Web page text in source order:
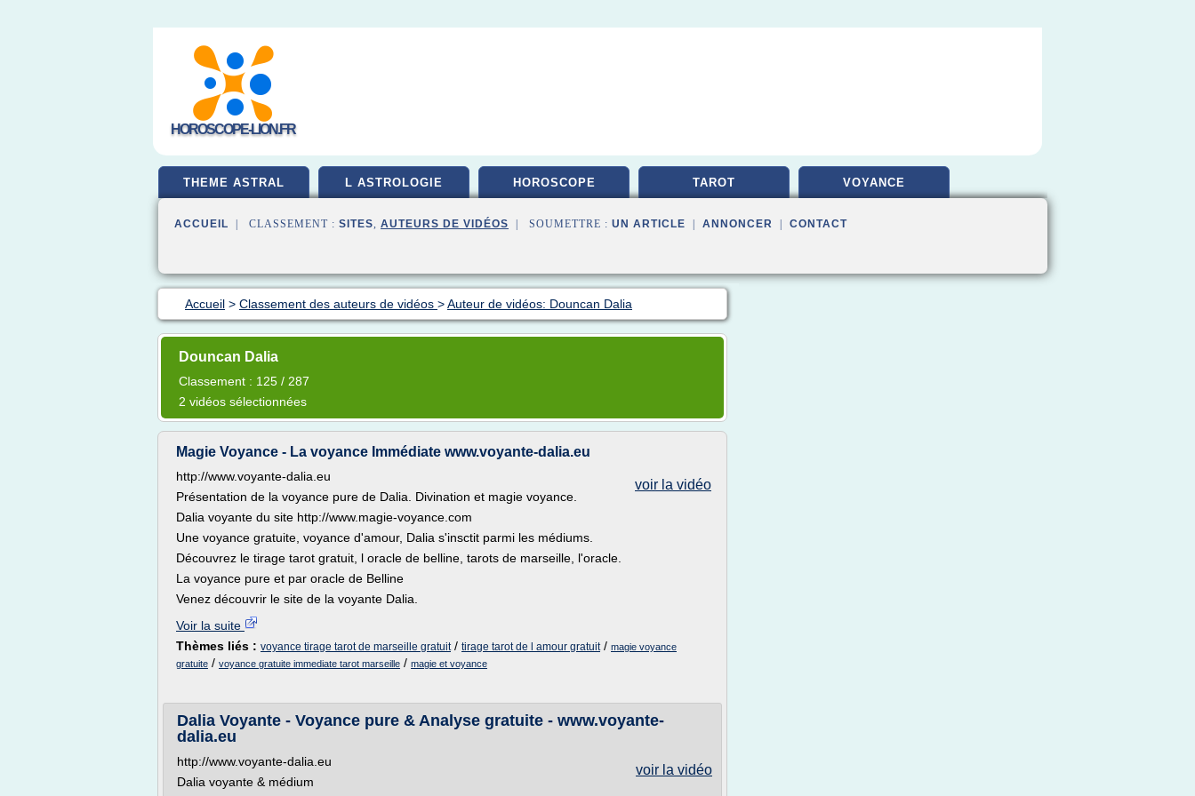
HOROSCOPE-LION.FR
THEME ASTRAL L ASTROLOGIE HOROSCOPE TAROT VOYANCE
ACCUEIL | CLASSEMENT : SITES, AUTEURS DE VIDÉOS | SOUMETTRE : UN ARTICLE ANNONCER CONTACT
Accueil > Classement des auteurs de vidéos >Auteur de vidéos: Douncan Dalia
Douncan Dalia
Classement : 125 / 287
2 vidéos sélectionnées
Magie Voyance - La voyance Immédiate www.voyante-dalia.eu
voir la vidéo
http://www.voyante-dalia.eu
Présentation de la voyance pure de Dalia. Divination et magie voyance.
Dalia voyante du site http://www.magie-voyance.com
Une voyance gratuite, voyance d'amour, Dalia s'insctit parmi les médiums.
Découvrez le tirage tarot gratuit, l oracle de belline, tarots de marseille, l'oracle.
La voyance pure et par oracle de Belline
Venez découvrir le site de la voyante Dalia.
Voir la suite
Thèmes liés : voyance tirage tarot de marseille gratuit/ tirage tarot de l amour gratuit/ magie voyance
gratuite / voyance gratuite immediate tarot marseille / magie et voyance
Dalia Voyante - Voyance pure & Analyse gratuite - www.voyante-
dalia.eu
voir la vidéo
http://www.voyante-dalia.eu
Dalia voyante & médium